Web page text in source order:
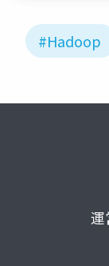
#Hadoop
運